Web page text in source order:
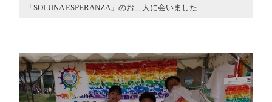
「SOLUNA ESPERANZA」のお二人に会いました